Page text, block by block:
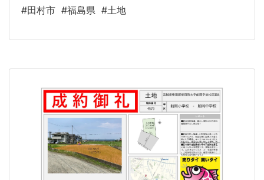
#田村市 #福島県 #土地